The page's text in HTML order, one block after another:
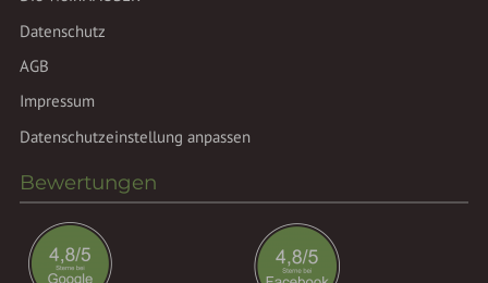
Datenschutz
AGB
Impressum
Datenschutzeinstellung anpassen
Bewertungen